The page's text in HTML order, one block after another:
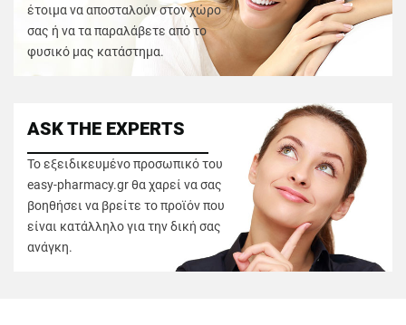
έτοιμα να αποσταλούν στον χώρο
σας ή να τα παραλάβετε από το
φυσικό μας κατάστημα.
ASK THE EXPERTS
Το εξειδικευμένο προσωπικό του
easy-pharmacy.gr θα χαρεί να σας
βοηθήσει να βρείτε το προϊόν που
είναι κατάλληλο για την δική σας
ανάγκη.